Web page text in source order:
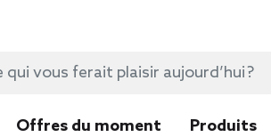
Offres du moment Produits